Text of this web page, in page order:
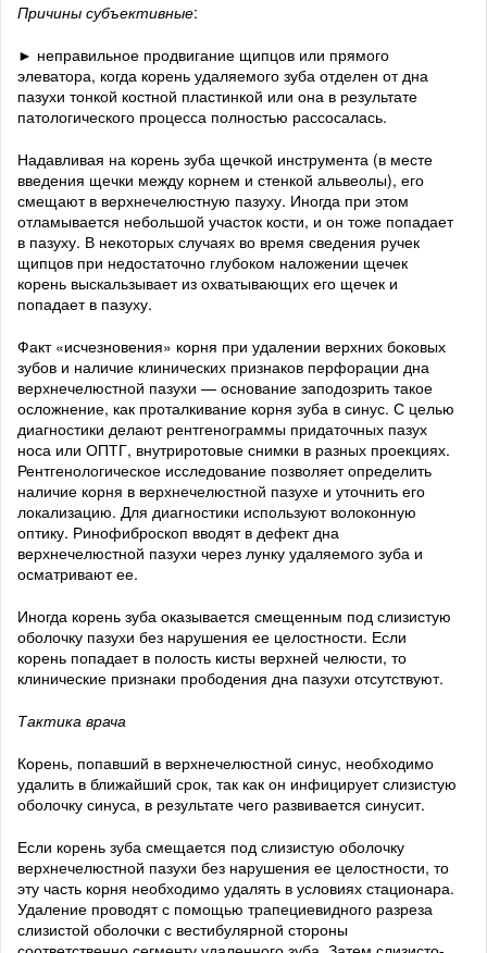
Причины субъективные:
► неправильное продвигание щипцов или прямого
элеватора, когда корень удаляемого зуба отделен от дна
пазухи тонкой костной пластинкой или она в результате
патологического процесса полностью рассосалась.
Надавливая на корень зуба щечкой инструмента (в месте
введения щечки между корнем и стенкой альвеолы), его
смещают в верхнечелюстную пазуху. Иногда при этом
отламывается небольшой участок кости, и он тоже попадает
в пазуху. В некоторых случаях во время сведения ручек
щипцов при недостаточно глубоком наложении щечек
корень выскальзывает из охватывающих его щечек и
попадает в пазуху.
Факт «исчезновения» корня при удалении верхних боковых
зубов и наличие клинических признаков перфорации дна
верхнечелюстной пазухи — основание заподозрить такое
осложнение, как проталкивание корня зуба в синус. С целью
диагностики делают рентгенограммы придаточных пазух
носа или ОПТГ, внутриротовые снимки в разных проекциях.
Рентгенологическое исследование позволяет определить
наличие корня в верхнечелюстной пазухе и уточнить его
локализацию. Для диагностики используют волоконную
оптику. Ринофиброскоп вводят в дефект дна
верхнечелюстной пазухи через лунку удаляемого зуба и
осматривают ее.
Иногда корень зуба оказывается смещенным под слизистую
оболочку пазухи без нарушения ее целостности. Если
корень попадает в полость кисты верхней челюсти, то
клинические признаки прободения дна пазухи отсутствуют.
Тактика врача
Корень, попавший в верхнечелюстной синус, необходимо
удалить в ближайший срок, так как он инфицирует слизистую
оболочку синуса, в результате чего развивается синусит.
Если корень зуба смещается под слизистую оболочку
верхнечелюстной пазухи без нарушения ее целостности, то
эту часть корня необходимо удалять в условиях стационара.
Удаление проводят с помощью трапециевидного разреза
слизистой оболочки с вестибулярной стороны